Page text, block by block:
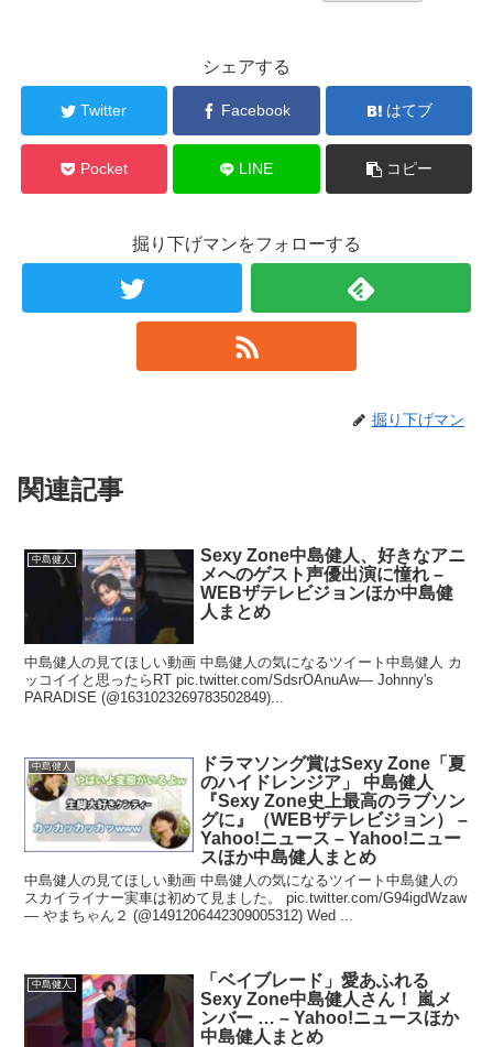
シェアする
Twitter Facebook はてブ
Pocket LINE コピー
掘り下げマンをフォローする
掘り下げマン
関連記事
中島健人
Sexy Zone中島健人、好きなアニ
メへのゲスト声優出演に憧れ –
WEBザテレビジョンほか中島健
人まとめ
中島健人の見てほしい動画 中島健人の気になるツイート中島健人 カ
ッコイイと思ったらRT pic.twitter.com/SdsrOAnuAw— Johnny's
PARADISE (@1631023269783502849)...
中島健人
ドラマソング賞はSexy Zone「夏
のハイドレンジア」 中島健人
『Sexy Zone史上最高のラブソン
グに』（WEBザテレビジョン） –
Yahoo!ニュース – Yahoo!ニュー
スほか中島健人まとめ
中島健人の見てほしい動画 中島健人の気になるツイート中島健人の
スカイライナー実車は初めて見ました。 pic.twitter.com/G94igdWzaw
— やまちゃん２ (@1491206442309005312) Wed ...
中島健人
「ベイブレード」愛あふれる
Sexy Zone中島健人さん！ 嵐メ
ンバー … – Yahoo!ニュースほか
中島健人まとめ